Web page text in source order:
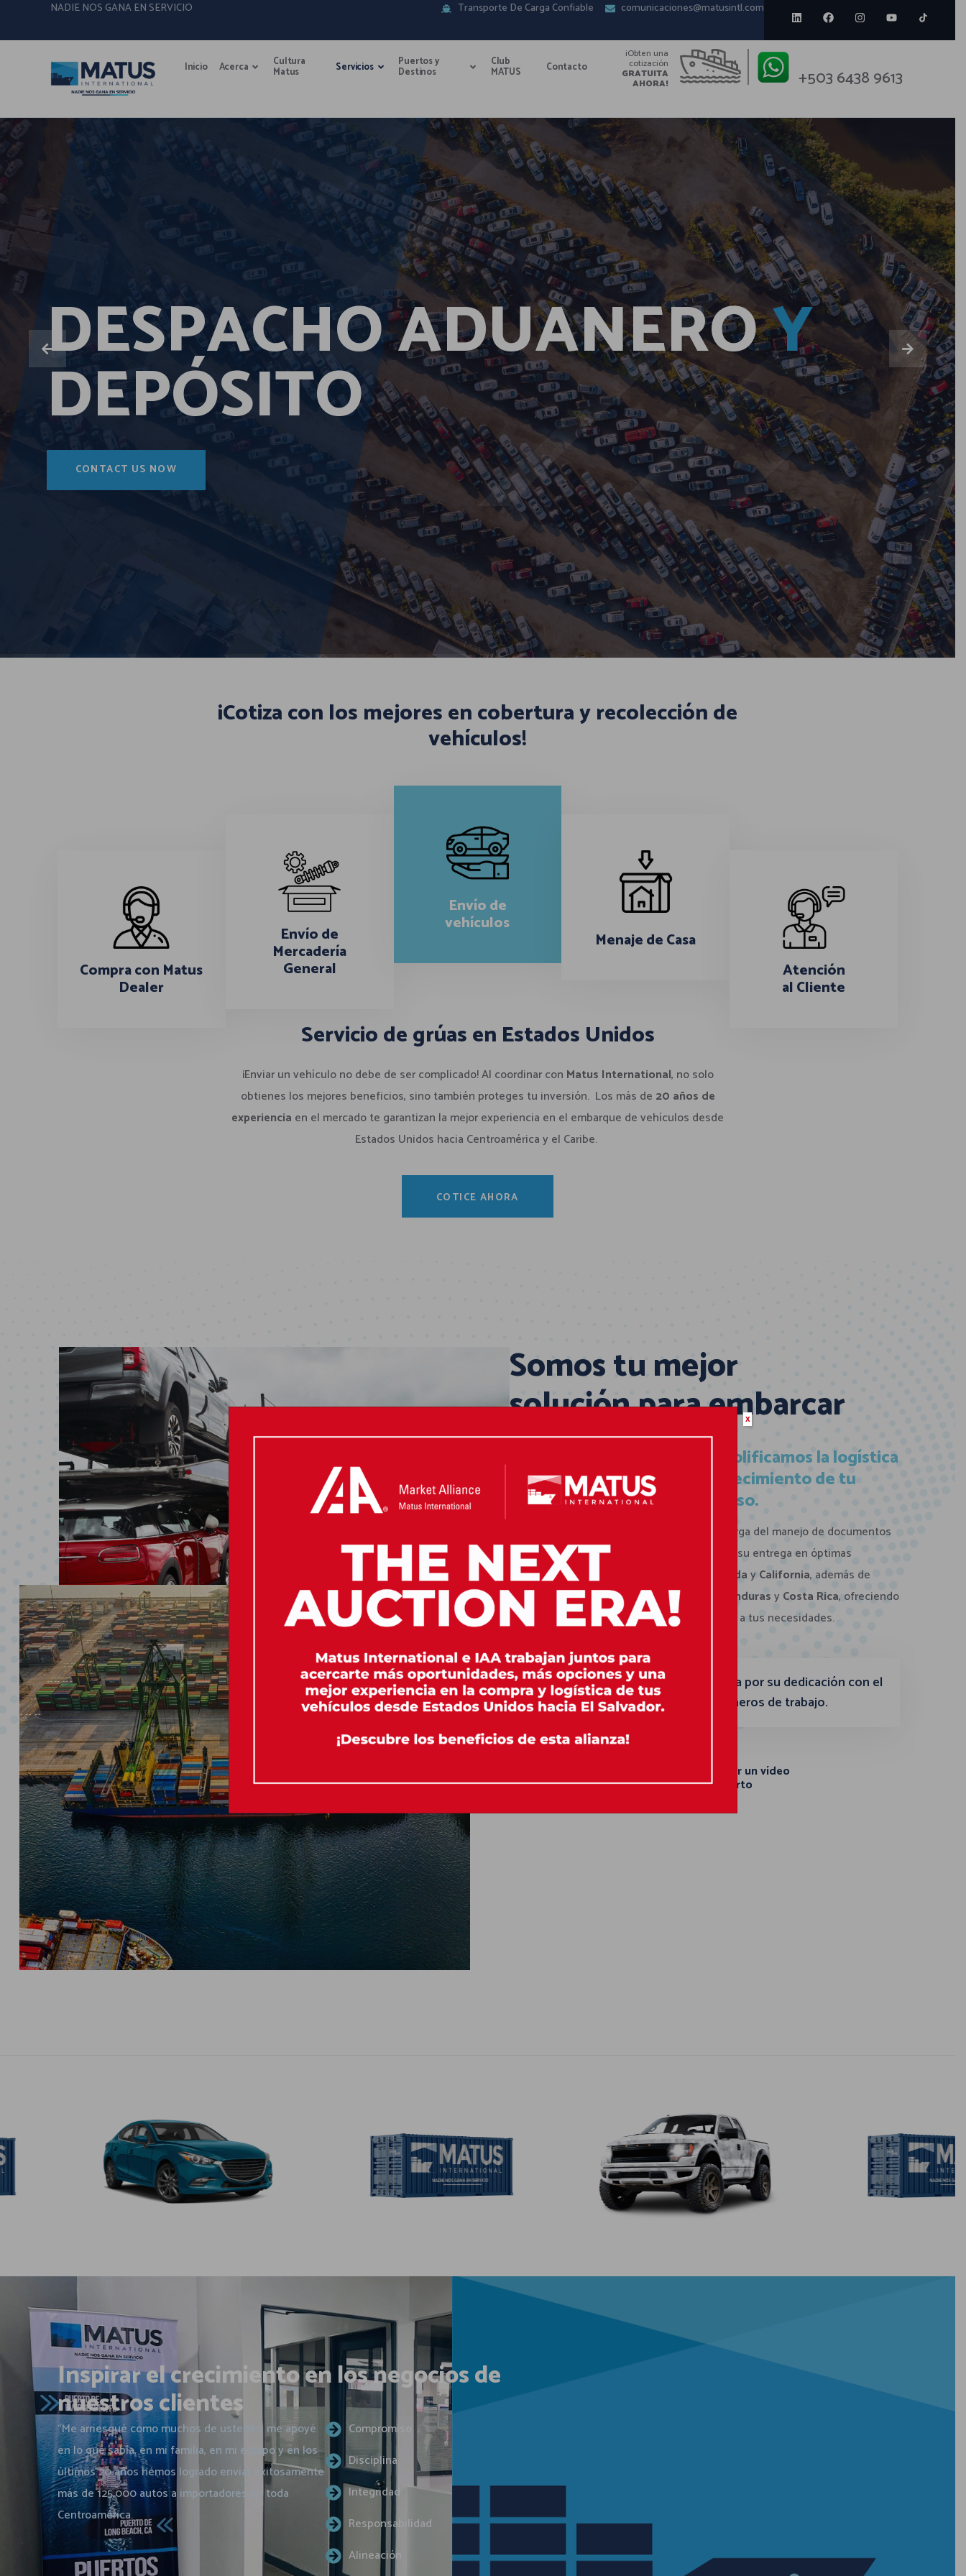
NADIE NOS GANA EN SERVICIO Transporte De Carga Confiable comunicaciones@matusintl.com
Inicio Acerca Cultura
Matus Servicios Puertos y
Destinos
Club
MATUS Contacto
¡Obten una
cotización
GRATUITA
AHORA! +503 6438 9613
DESPACHO ADUANEROY
DEPÓSITO
CONTACT US NOW
¡Cotiza con los mejores en cobertura y recolección de
vehículos!
Compra con Matus
Dealer
Envío de
Mercadería
General
Envío de
vehículos
Menaje de Casa
Atención
al Cliente
Servicio de grúas en Estados Unidos
¡Enviar un vehículo no debe de ser complicado! Al coordinar con Matus International, no solo
obtienes los mejores beneficios, sino también proteges tu inversión. Los más de 20 años de
experiencia en el mercado te garantizan la mejor experiencia en el embarque de vehículos desde
Estados Unidos hacia Centroamérica y el Caribe.
COTICE AHORA
Somos tu mejor
solución para embarcar
simplificamos la logística
marítima para hacer que el crecimiento de tu
negocio sea eficiente y exitoso.
Nuestro equipo altamente eficiente se encarga del manejo de documentos
y la protección de los vehículos, asegurando su entrega en óptimas
condiciones. Contamos con oficinas en
FloridayCalifornia, además de
operaciones en Guatemala, El Salvador, Hondurasy Costa Rica, ofreciendo
soluciones logísticas confiables y adaptadas a tus necesidades.
Un empleado Matus se caracteriza por su dedicación con el
cliente, su empresa y sus compañeros de trabajo.
COTICE AHORA
Ver un vídeo
corto
Inspirar el crecimiento en los negocios de
nuestros clientes
“Me arriesgué como muchos de ustedes, me apoyé
en lo que sabía, en mi familia, en mi equipo y en los
últimos 20 años hemos logrado enviar exitosamente
más de 125,000 autos a importadores en toda
Centroamérica.
Compromiso
Disciplina
Integridad
Responsabilidad
Alineación
x